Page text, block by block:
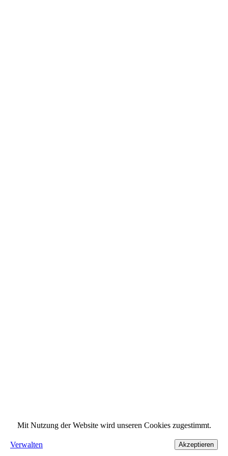
Mit Nutzung der Website wird unseren Cookies zugestimmt.
Verwalten Akzeptieren